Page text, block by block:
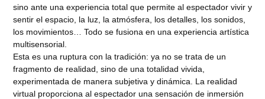
sino ante una experiencia total que permite al espectador vivir y
sentir el espacio, la luz, la atmósfera, los detalles, los sonidos,
los movimientos… Todo se fusiona en una experiencia artística
multisensorial.
Esta es una ruptura con la tradición: ya no se trata de un
fragmento de realidad, sino de una totalidad vivida,
experimentada de manera subjetiva y dinámica. La realidad
virtual proporciona al espectador una sensación de inmersión